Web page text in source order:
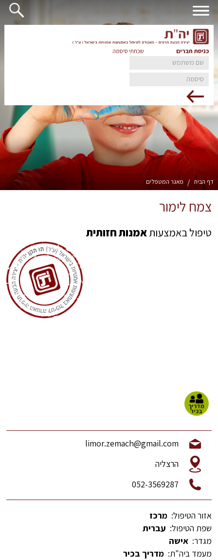
כניסת חברים שכחתי סיסמה
דף הבית / מאגר המטפלים
צמח לימור
טיפול באמצעותאמנות חזותית
limor.zemach@gmail.com
הרצליה
052-3569287
אזור הטיפול: מרכז
שפת הטיפול: עברית
מגדר: אישה
מעמד ביה"ת: מדריך בכיר